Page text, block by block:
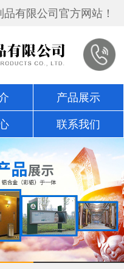
有限公司官方网站！
产品展示
联系我们